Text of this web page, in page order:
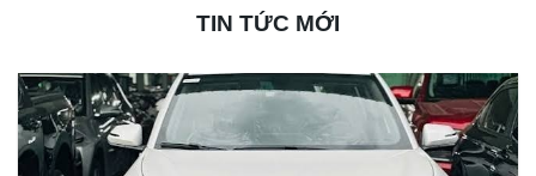
TIN TỨC MỚI